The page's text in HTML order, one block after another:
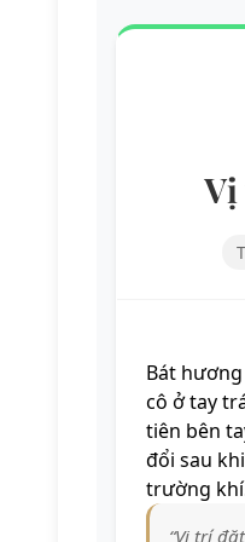
Vị
Bát
cô ở tay
tiên bên
đổi sau
trường
“Vị trí